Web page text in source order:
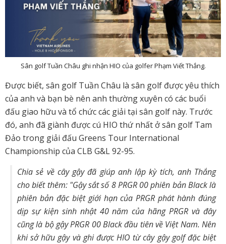
Sân golf Tuần Châu ghi nhận HIO của golfer Phạm Viết Thắng.
Được biết, sân golf Tuần Châu là sân golf được yêu thích
của anh và bạn bè nên anh thường xuyên có các buổi
đấu giao hữu và tổ chức các giải tại sân golf này. Trước
đó, anh đã giành được cú HIO thứ nhất ở sân golf Tam
Đảo trong giải đấu Greens Tour International
Championship của CLB G&L 92-95.
Chia sẻ về cây gậy đã giúp anh lập kỳ tích, anh Thắng
cho biết thêm: "Gậy sắt số 8 PRGR 00 phiên bản Black là
phiên bản đặc biệt giới hạn của PRGR phát hành đúng
dịp sự kiện sinh nhật 40 năm của hãng PRGR và đây
cũng là bộ gậy PRGR 00 Black đầu tiên về Việt Nam. Nên
khi sở hữu gậy và ghi được HIO từ cây gậy golf đặc biệt